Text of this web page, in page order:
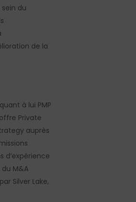
sein du
de la
à lui PMP
Private
auprès
d’expérience
du M&A
Silver Lake,